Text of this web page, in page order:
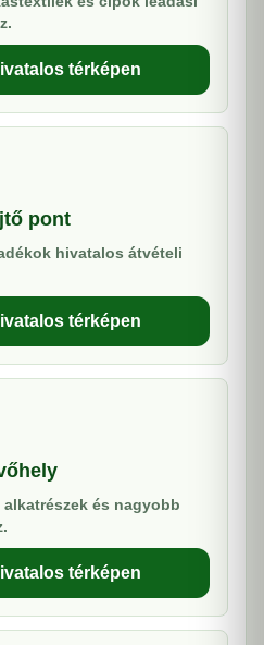
térképen
pont
hivatalos átvételi
térképen
és nagyobb
térképen